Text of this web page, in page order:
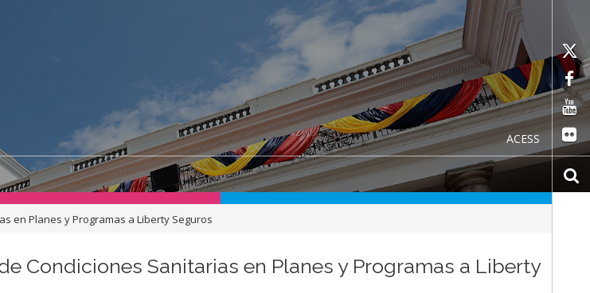
ACESS
en Planes y Programas a Liberty Seguros
Condiciones Sanitarias en Planes y Programas a Liberty